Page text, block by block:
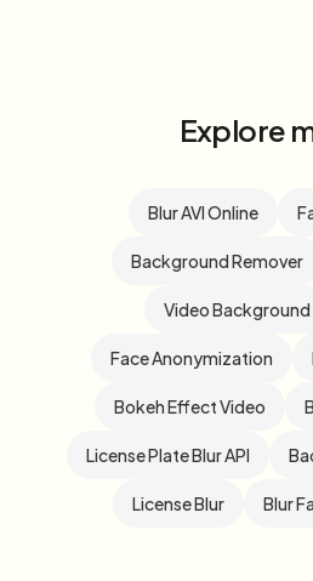
Explore
Blur AVI Online
Background Remover
Video Background
Face Anonymization
Bokeh Effect Video
License Plate Blur API
License Blur Blur